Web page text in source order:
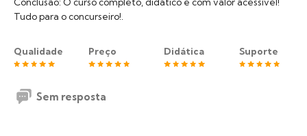
Tudo para o concurseiro!.
Qualidade Preço Didática Suporte
Sem resposta